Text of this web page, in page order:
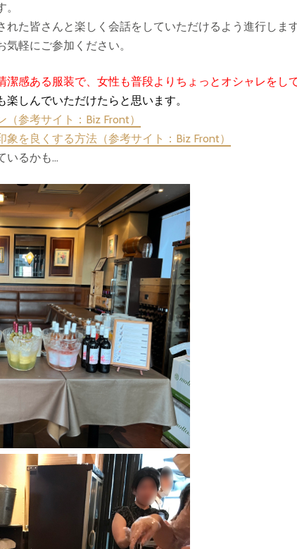
た皆さんと楽しく会話をしていただけるよう進行します
軽にご参加ください。
潔感ある服装で、女性も普段よりちょっとオシャレをし
しんでいただけたらと思います。
参考サイト：Biz Front）
を良くする方法（参考サイト：Biz Front）
いるかも…